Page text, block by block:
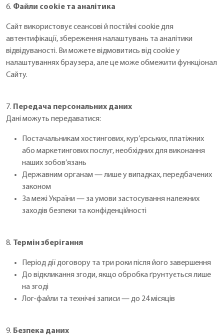
6. Файли cookie та аналітика
Сайт використовує сеансові й постійні cookie для
автентифікації, збереження налаштувань та аналітики
відвідуваності. Ви можете відмовитись від cookie у
налаштуваннях браузера, але це може обмежити функціонал
Сайту.
7. Передача персональних даних
Дані можуть передаватися:
Постачальникам хостингових, кур’єрських, платіжних
або маркетингових послуг, необхідних для виконання
наших зобов’язань
Державним органам — лише у випадках, передбачених
законом
За межі України — за умови застосування належних
заходів безпеки та конфіденційності
8. Термін зберігання
Період дії договору та три роки після його завершення
До відкликання згоди, якщо обробка ґрунтується лише
на згоді
Лог-файли та технічні записи — до 24 місяців
9. Безпека даних